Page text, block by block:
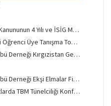
İş Sağlığı ve Güvenliği Kanununun 4 Yılı ve İSİG Mücadelesi
İstanbul Genç Madenci Öğrenci Üye Tanışma Toplantısı
Türkiye Gezginler Kulübü Derneği Kırgızistan Gecesi
Türkiye Gezginler Kulübü Derneği Ekşi Elmalar Film Gösterimi
2. Uluslararası Zor Şartlarda TBM Tünelciliği Konferansı